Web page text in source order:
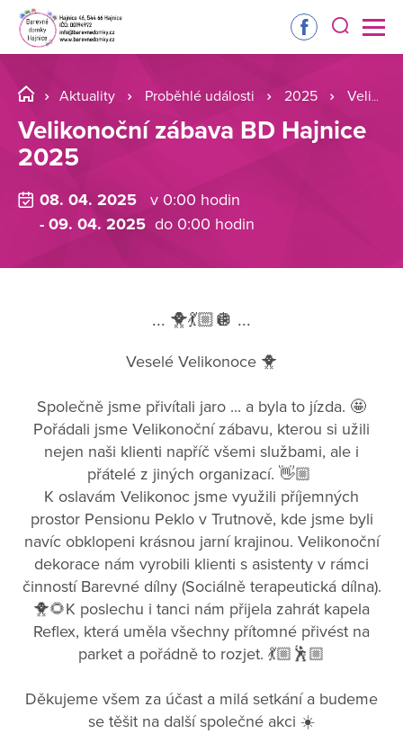
Aktuality Proběhlé události 2025 Velikonoční zábava BD Hajnice 2025
Velikonoční zábava BD Hajnice
2025
08. 04. 2025
v 0:00 hodin
- 09. 04. 2025 do 0:00 hodin
... 🐥💃🏼🪩 ...
Veselé Velikonoce 🐥
Společně jsme přivítali jaro ... a byla to jízda. 🤩
Pořádali jsme Velikonoční zábavu, kterou si užili
nejen naši klienti napříč všemi službami, ale i
přátelé z jiných organizací. 👋🏼
K oslavám Velikonoc jsme využili příjemných
prostor Pensionu Peklo v Trutnově, kde jsme byli
navíc obklopeni krásnou jarní krajinou. Velikonoční
dekorace nám vyrobili klienti s asistenty v rámci
činností Barevné dílny (Sociálně terapeutická dílna).
🐥🌻K poslechu i tanci nám přijela zahrát kapela
Reflex, která uměla všechny přítomné přivést na
parket a pořádně to rozjet. 💃🏼🕺🏼
Děkujeme všem za účast a milá setkání a budeme
se těšit na další společné akci ☀️